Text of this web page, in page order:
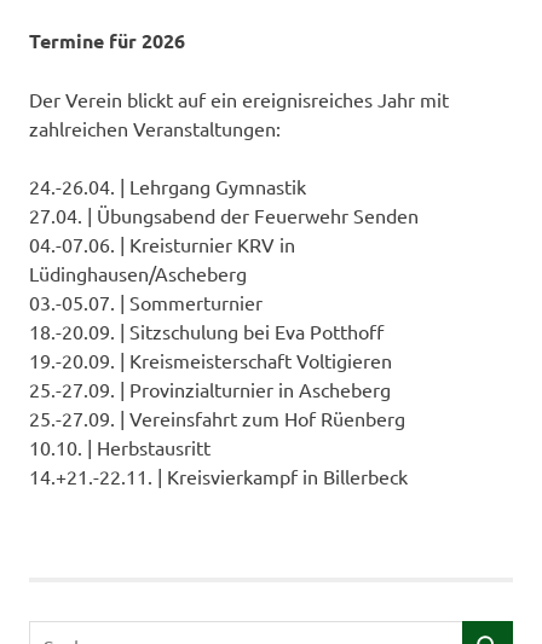
Termine für 2026
Der Verein blickt auf ein ereignisreiches Jahr mit
zahlreichen Veranstaltungen:
24.-26.04. | Lehrgang Gymnastik
27.04. | Übungsabend der Feuerwehr Senden
04.-07.06. | Kreisturnier KRV in
Lüdinghausen/Ascheberg
03.-05.07. | Sommerturnier
18.-20.09. | Sitzschulung bei Eva Potthoff
19.-20.09. | Kreismeisterschaft Voltigieren
25.-27.09. | Provinzialturnier in Ascheberg
25.-27.09. | Vereinsfahrt zum Hof Rüenberg
10.10. | Herbstausritt
14.+21.-22.11. | Kreisvierkampf in Billerbeck